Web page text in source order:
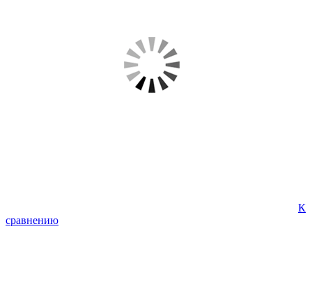
К
сравнению